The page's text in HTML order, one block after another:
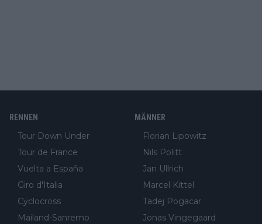
RENNEN
Tour Down Under
Tour de France
Vuelta a España
Giro d'Italia
Cyclocross
Mailand-Sanremo
MÄNNER
Florian Lipowitz
Nils Politt
Jan Ullrich
Marcel Kittel
Tadej Pogacar
Jonas Vingegaard